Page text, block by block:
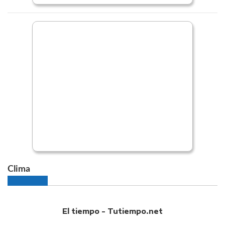
Clima
El tiempo - Tutiempo.net